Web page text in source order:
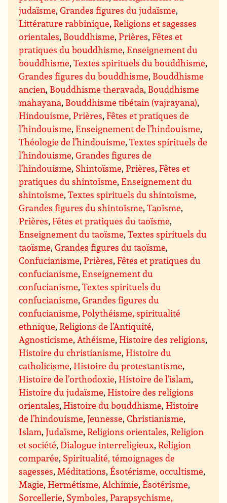
judaïsme,Grandes figures du judaïsme,
Littérature rabbinique,Religions et sagesses
orientales, Bouddhisme,Prières,Fêtes et
pratiques du bouddhisme,Enseignement du
bouddhisme,Textes spirituels du bouddhisme,
Grandes figures du bouddhisme, Bouddhisme
ancien, Bouddhisme theravada, Bouddhisme
mahayana, Bouddhisme tibétain (vajrayana),
Hindouisme,Prières,Fêtes et pratiques de
l’hindouisme,Enseignement de l’hindouisme,
Théologie de l’hindouisme,Textes spirituels de
l’hindouisme,Grandes figures de
l’hindouisme, Shintoïsme,Prières,Fêtes et
pratiques du shintoïsme,Enseignement du
shintoïsme,Textes spirituels du shintoïsme,
Grandes figures du shintoïsme,Taoïsme,
Prières,Fêtes et pratiques du taoïsme,
Enseignement du taoïsme,Textes spirituels du
taoïsme,Grandes figures du taoïsme,
Confucianisme,Prières,Fêtes et pratiques du
confucianisme,Enseignement du
confucianisme,Textes spirituels du
confucianisme,Grandes figures du
confucianisme,Polythéisme, spiritualité
ethnique,Religions de l’Antiquité,
Agnosticisme, Athéisme,Histoire des religions,
Histoire du christianisme,Histoire du
catholicisme,Histoire du protestantisme,
Histoire de l’orthodoxie,Histoire de l’islam,
Histoire du judaïsme,Histoire des religions
orientales,Histoire du bouddhisme,Histoire
de l’hindouisme,Jeunesse,Christianisme,
Islam,Judaïsme,Religions orientales,Religion
et société,Dialogue interreligieux,Religion
comparée, Spiritualité, témoignages de
sagesses, Méditations,Ésotérisme, occultisme,
Magie,Hermétisme, Alchimie,Ésotérisme,
Sorcellerie, Symboles,Parapsychisme,